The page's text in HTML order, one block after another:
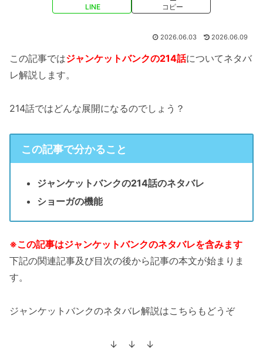
LINE コピー
2026.06.03 2026.06.09
この記事ではジャンケットバンクの214話についてネタバ
レ解説します。
214話ではどんな展開になるのでしょう？
この記事で分かること
ジャンケットバンクの214話のネタバレ
ショーガの機能
※この記事はジャンケットバンクのネタバレを含みます
下記の関連記事及び目次の後から記事の本文が始まりま
す。
ジャンケットバンクのネタバレ解説はこちらもどうぞ
↓ ↓ ↓